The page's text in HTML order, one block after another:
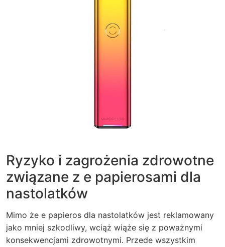
Ryzyko i zagrożenia zdrowotne
związane z e papierosami dla
nastolatków
Mimo że e papieros dla nastolatków jest reklamowany
jako mniej szkodliwy, wciąż wiąże się z poważnymi
konsekwencjami zdrowotnymi. Przede wszystkim